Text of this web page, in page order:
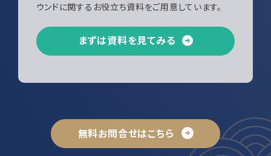
ウンドに関するお役立ち資料をご用意しています。
まずは資料を見てみる
無料お問合せはこちら